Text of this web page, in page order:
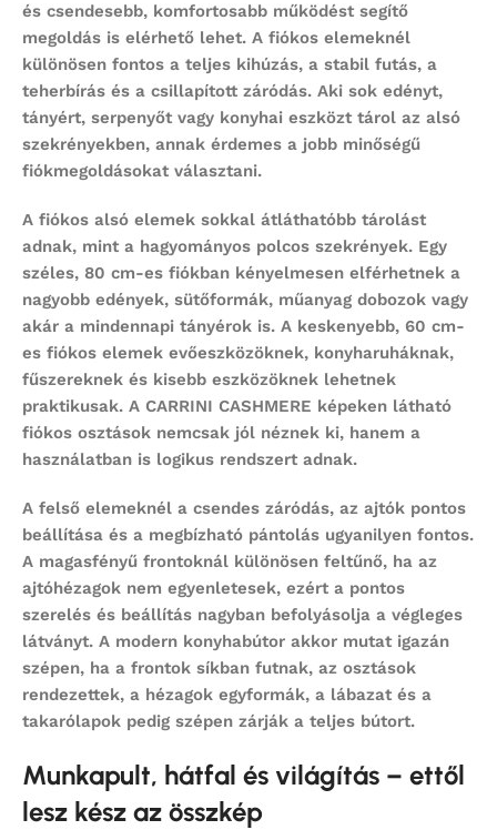
és csendesebb, komfortosabb működést segítő
megoldás is elérhető lehet. A fiókos elemeknél
különösen fontos a teljes kihúzás, a stabil futás, a
teherbírás és a csillapított záródás. Aki sok edényt,
tányért, serpenyőt vagy konyhai eszközt tárol az alsó
szekrényekben, annak érdemes a jobb minőségű
fiókmegoldásokat választani.
A fiókos alsó elemek sokkal átláthatóbb tárolást
adnak, mint a hagyományos polcos szekrények. Egy
széles, 80 cm-es fiókban kényelmesen elférhetnek a
nagyobb edények, sütőformák, műanyag dobozok vagy
akár a mindennapi tányérok is. A keskenyebb, 60 cm-
es fiókos elemek evőeszközöknek, konyharuháknak,
fűszereknek és kisebb eszközöknek lehetnek
praktikusak. A CARRINI CASHMERE képeken látható
fiókos osztások nemcsak jól néznek ki, hanem a
használatban is logikus rendszert adnak.
A felső elemeknél a csendes záródás, az ajtók pontos
beállítása és a megbízható pántolás ugyanilyen fontos.
A magasfényű frontoknál különösen feltűnő, ha az
ajtóhézagok nem egyenletesek, ezért a pontos
szerelés és beállítás nagyban befolyásolja a végleges
látványt. A modern konyhabútor akkor mutat igazán
szépen, ha a frontok síkban futnak, az osztások
rendezettek, a hézagok egyformák, a lábazat és a
takarólapok pedig szépen zárják a teljes bútort.
Munkapult, hátfal és világítás – ettől
lesz kész az összkép